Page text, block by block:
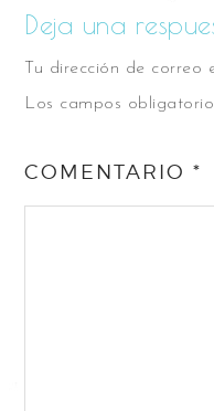
Deja una
Tu dirección de
Los campos
COMENTARIO*